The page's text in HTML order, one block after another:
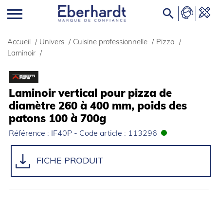

Accueil / Univers / Cuisine professionnelle / Pizza
/
Laminoir /
Laminoir vertical pour pizza de
diamètre 260 à 400 mm, poids des
patons 100 à 700g
Référence : IF40P - Code article : 113296
FICHE PRODUIT